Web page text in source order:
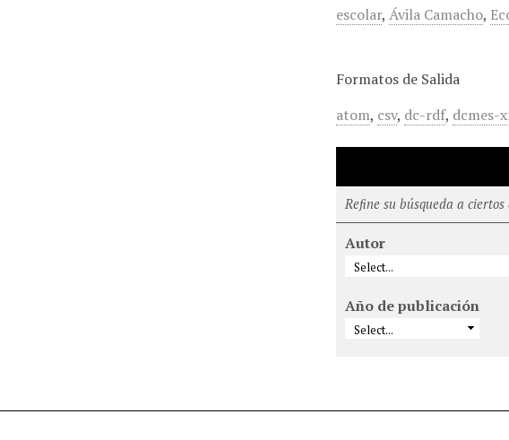
escolar,Ávila Camacho,
Formatos de Salida
atom, csv, dc-rdf, dcmes-
Refine su búsqueda a ciertos
Autor
Año de publicación